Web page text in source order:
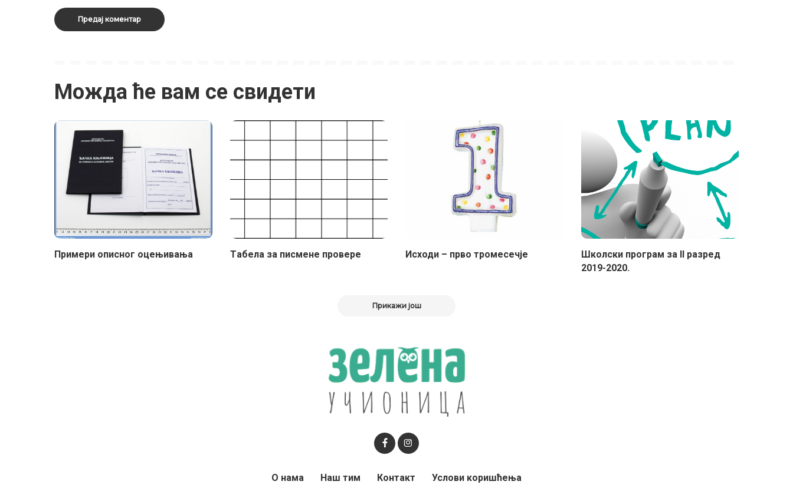
Можда ће вам се свидети
Примери описног оцењивања Tабела за писмене провере Исходи – прво тромесечје
Школски програм за II разред
2019-2020.
Прикажи још
О нама Наш тим Контакт Услови коришћења